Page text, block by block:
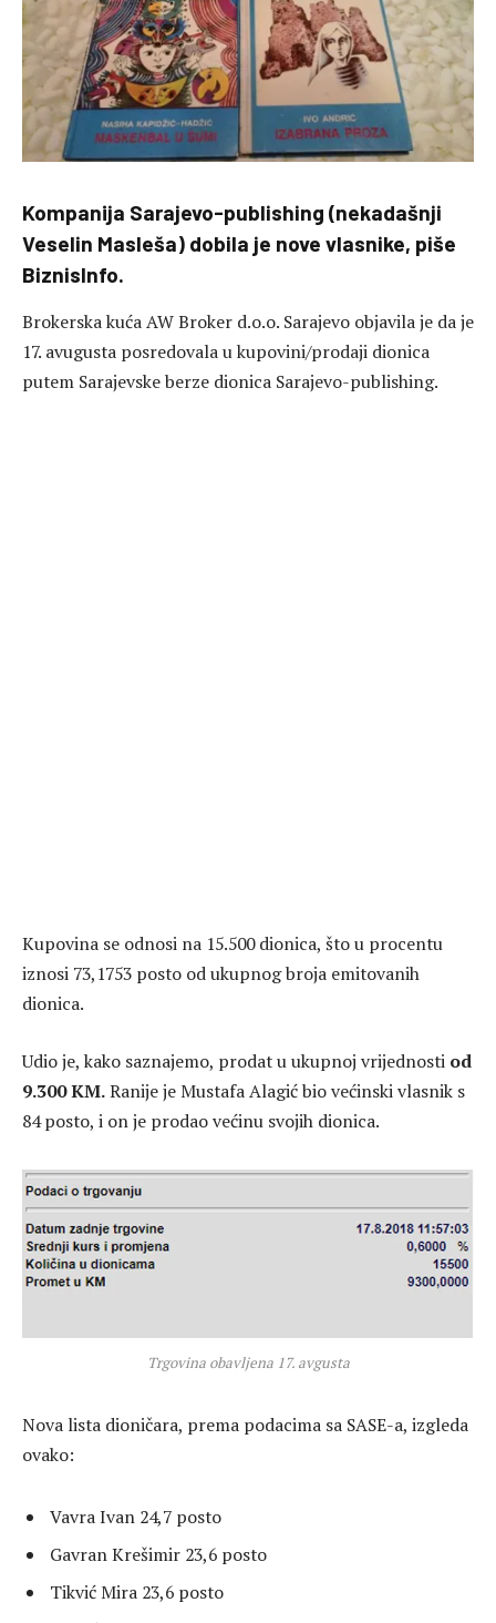
Kompanija Sarajevo-publishing (nekadašnji
Veselin Masleša) dobila je nove vlasnike, piše
BiznisInfo.
Brokerska kuća AW Broker d.o.o. Sarajevo objavila je da je
17. avugusta posredovala u kupovini/prodaji dionica
putem Sarajevske berze dionica Sarajevo-publishing.
Kupovina se odnosi na 15.500 dionica, što u procentu
iznosi 73,1753 posto od ukupnog broja emitovanih
dionica.
Udio je, kako saznajemo, prodat u ukupnoj vrijednosti od
9.300 KM.Ranije je Mustafa Alagić bio većinski vlasnik s
84 posto, i on je prodao većinu svojih dionica.
Trgovina obavljena 17. avgusta
Nova lista dioničara, prema podacima sa SASE-a, izgleda
ovako:
Vavra Ivan 24,7 posto
Gavran Krešimir 23,6 posto
Tikvić Mira 23,6 posto